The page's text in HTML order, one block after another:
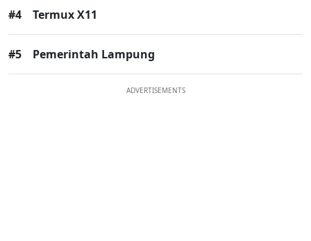
#4 Termux X11
#5 Pemerintah Lampung
ADVERTISEMENTS